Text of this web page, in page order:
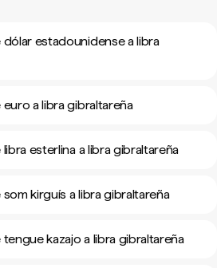
estadounidense a libra
a libra gibraltareña
esterlina a libra gibraltareña
kirguís a libra gibraltareña
kazajo a libra gibraltareña